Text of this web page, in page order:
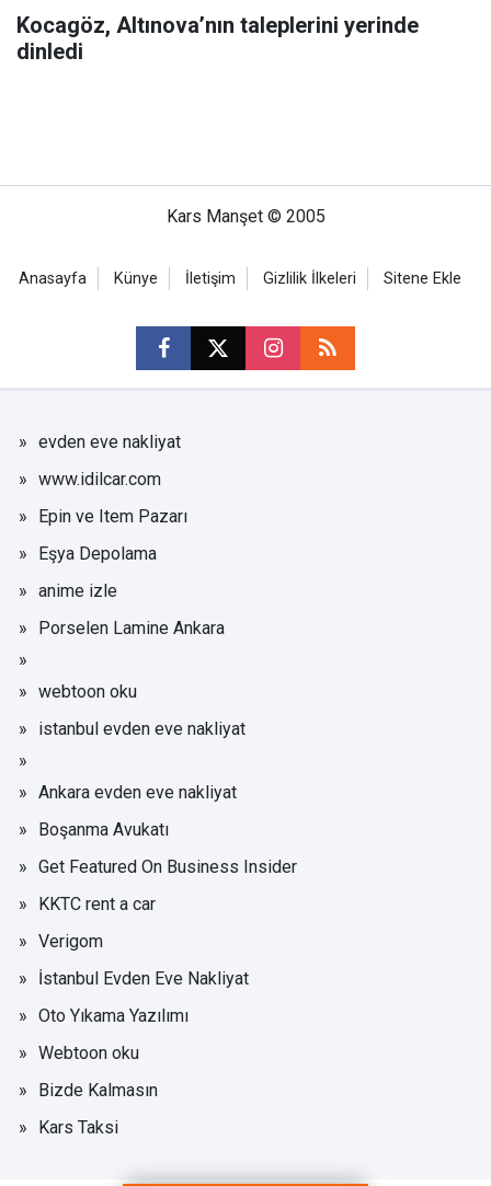
Kocagöz, Altınova’nın taleplerini yerinde
dinledi
Kars Manşet © 2005
Anasayfa Künye İletişim Gizlilik İlkeleri Sitene Ekle
evden eve nakliyat
www.idilcar.com
Epin ve Item Pazarı
Eşya Depolama
anime izle
Porselen Lamine Ankara
webtoon oku
istanbul evden eve nakliyat
Ankara evden eve nakliyat
Boşanma Avukatı
Get Featured On Business Insider
KKTC rent a car
Verigom
İstanbul Evden Eve Nakliyat
Oto Yıkama Yazılımı
Webtoon oku
Bizde Kalmasın
Kars Taksi